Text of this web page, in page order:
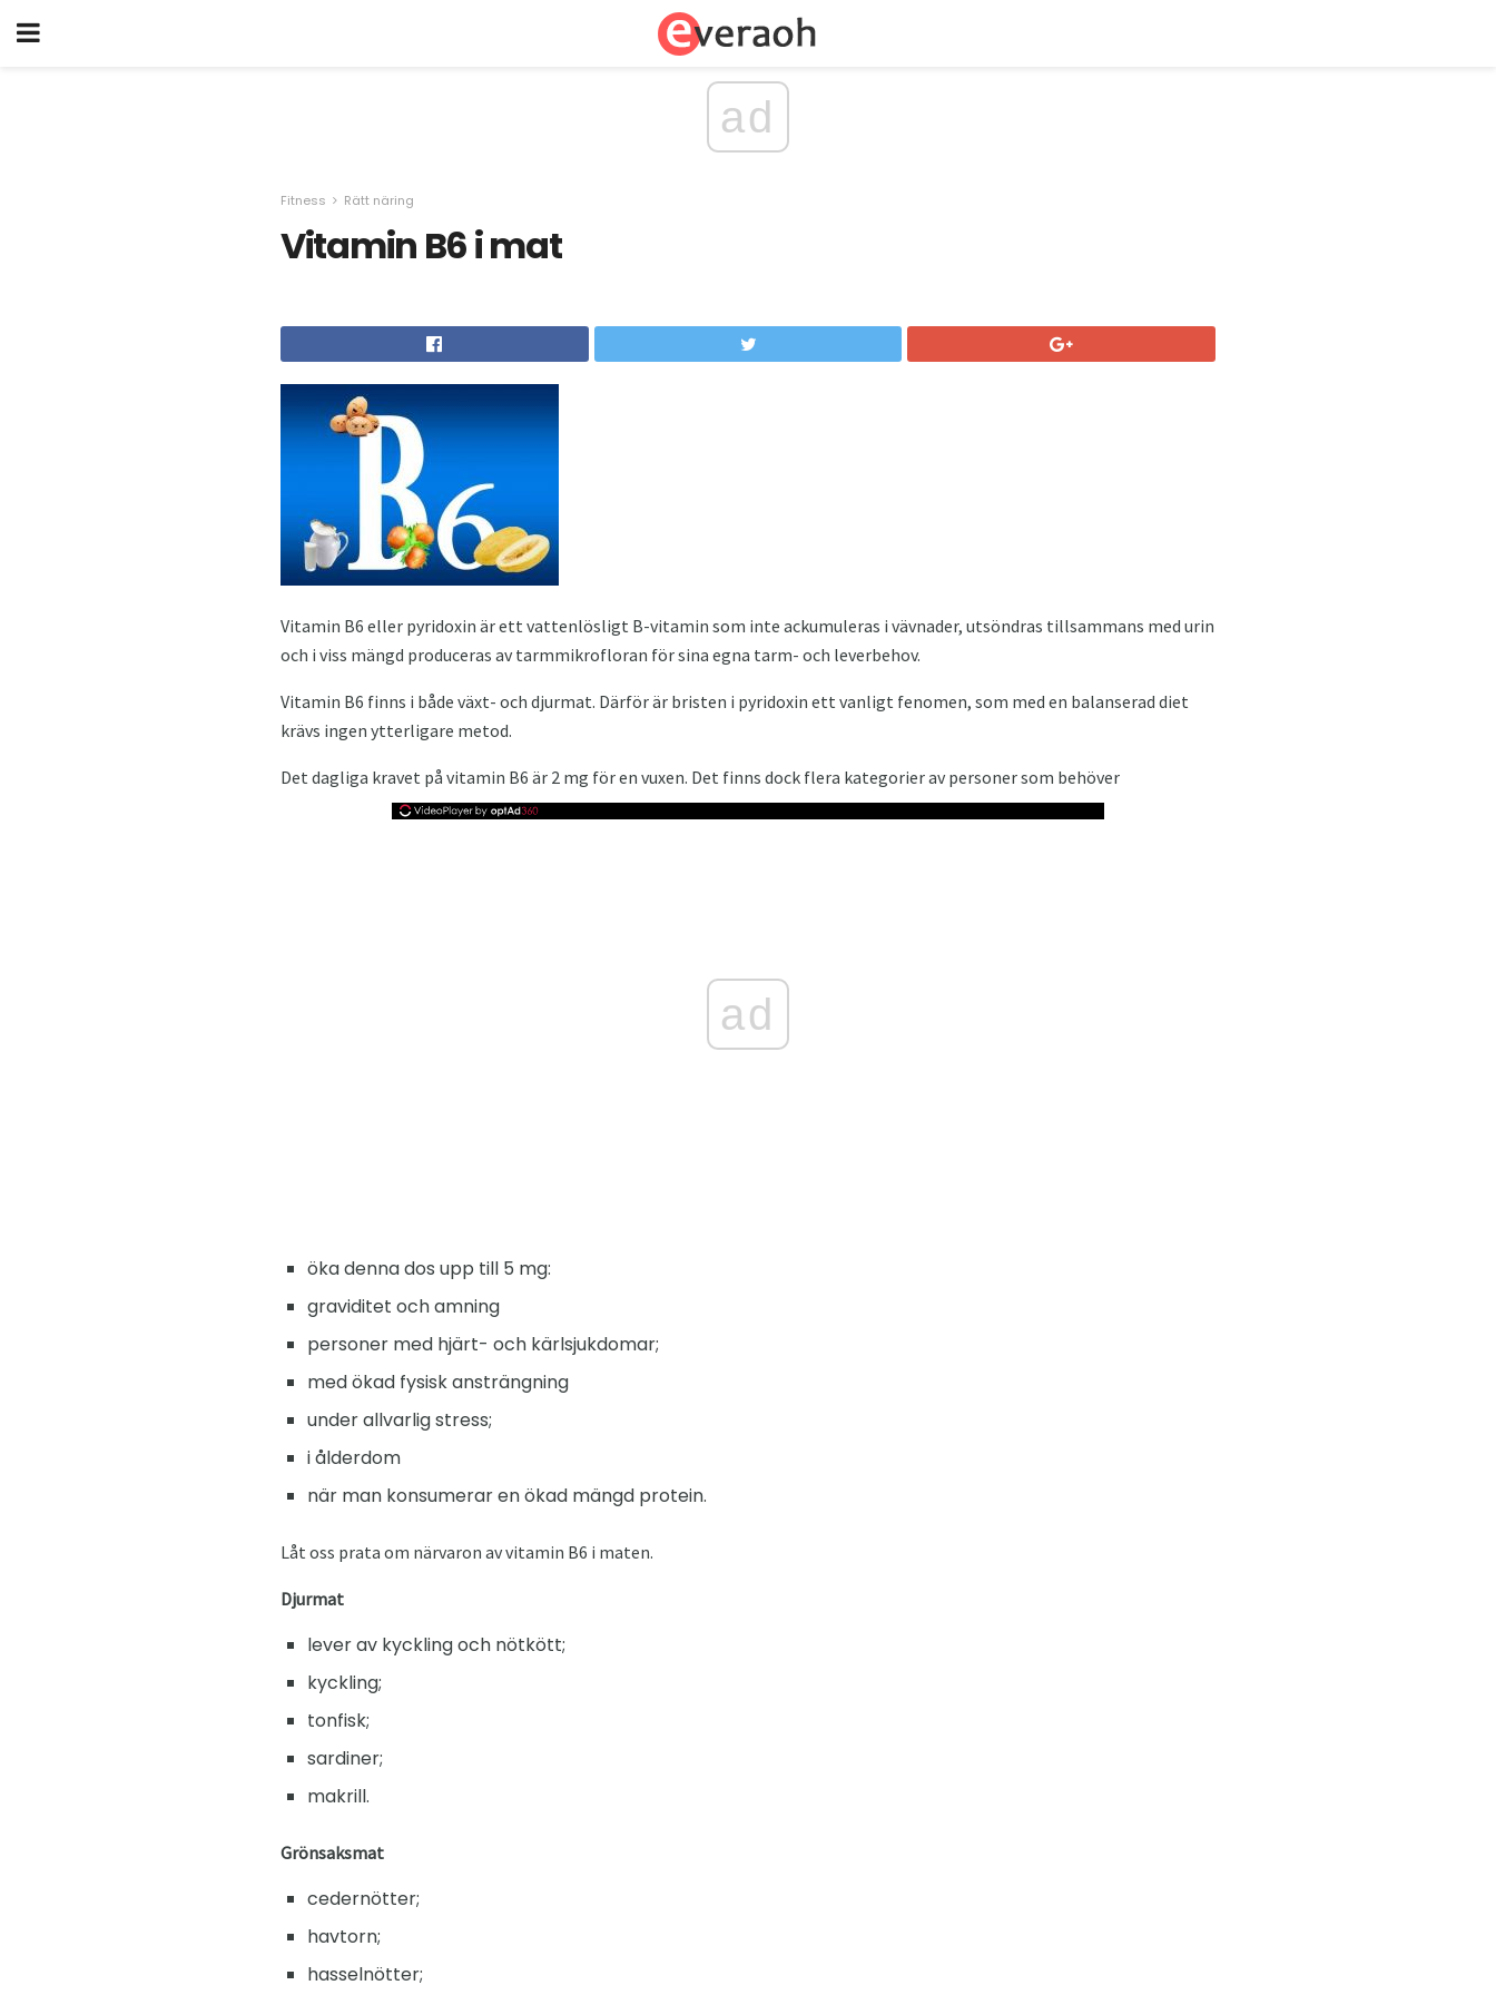
ad
Fitness Rätt näring
Vitamin B6 i mat
Vitamin B6 eller pyridoxin är ett vattenlösligt B-vitamin som inte ackumuleras i vävnader, utsöndras tillsammans med urin
och i viss mängd produceras av tarmmikrofloran för sina egna tarm- och leverbehov.
Vitamin B6 finns i både växt- och djurmat. Därför är bristen i pyridoxin ett vanligt fenomen, som med en balanserad diet
krävs ingen ytterligare metod.
Det dagliga kravet på vitamin B6 är 2 mg för en vuxen. Det finns dock flera kategorier av personer som behöver
ad
öka denna dos upp till 5 mg:
graviditet och amning
personer med hjärt- och kärlsjukdomar;
med ökad fysisk ansträngning
under allvarlig stress;
i ålderdom
när man konsumerar en ökad mängd protein.
Låt oss prata om närvaron av vitamin B6 i maten.
Djurmat
lever av kyckling och nötkött;
kyckling;
tonfisk;
sardiner;
makrill.
Grönsaksmat
cedernötter;
havtorn;
hasselnötter;